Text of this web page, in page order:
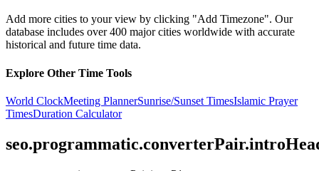
Add more cities to your view by clicking "Add Timezone". Our
database includes over 400 major cities worldwide with accurate
historical and future time data.
Explore Other Time Tools
World ClockMeeting PlannerSunrise/Sunset TimesIslamic Prayer
TimesDuration Calculator